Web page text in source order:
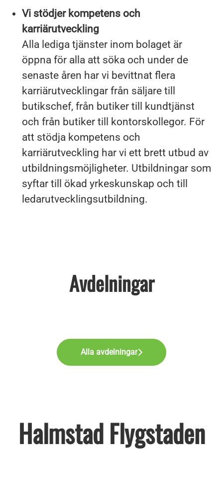
Vi stödjer kompetens och
karriärutveckling
Alla lediga tjänster inom bolaget är
öppna för alla att söka och under de
senaste åren har vi bevittnat flera
karriärutvecklingar från säljare till
butikschef, från butiker till kundtjänst
och från butiker till kontorskollegor. För
att stödja kompetens och
karriärutveckling har vi ett brett utbud av
utbildningsmöjligheter. Utbildningar som
syftar till ökad yrkeskunskap och till
ledarutvecklingsutbildning.
Avdelningar
Tjänster inom djurhälsa
Alla avdelningar
Halmstad Flygstaden